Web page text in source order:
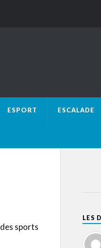
ESPORT ESCALADE
sports
LES